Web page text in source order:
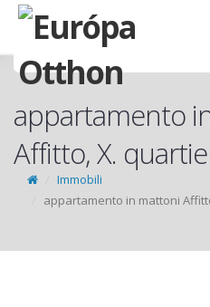
appartamento
Affitto, X.
Immobili
appartamento in mattoni